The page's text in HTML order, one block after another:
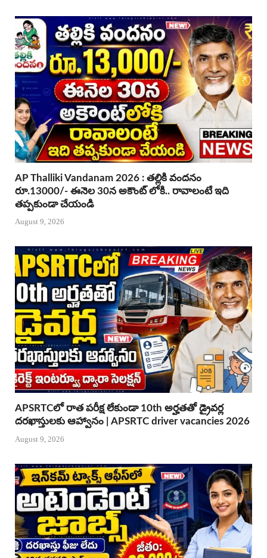
AP Thalliki Vandanam 2026 : తల్లికి వందనం
రూ.13000/- ఈనెల 30న అకౌంట్ లోకి.. రావాలంటే ఇది
తప్పకుండా చేయండి
August 9, 2026
APSRTCలో రాత పరీక్ష లేకుండా 10th అర్హతతో డ్రైవర్ల
దరఖాస్తులకు ఆహ్వానం | APSRTC driver vacancies 2026
August 9, 2026